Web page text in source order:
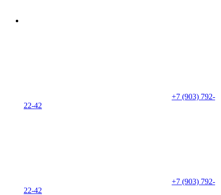
+7 (903) 792-
22-42
+7 (903) 792-
22-42